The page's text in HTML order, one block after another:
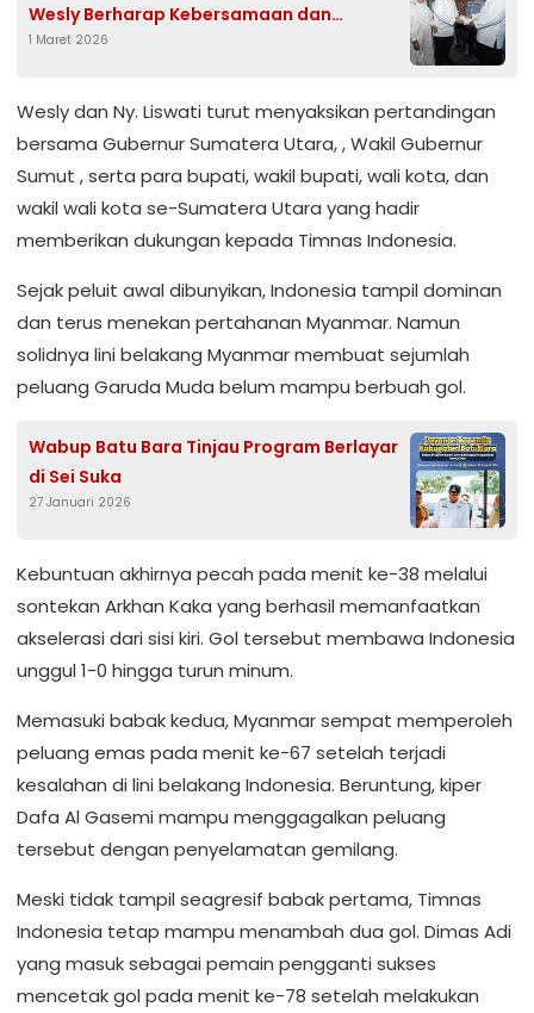
Wesly Berharap Kebersamaan dan
Kepedulian Sosial Semakin Meningkat
1 Maret 2026
Wesly dan Ny. Liswati turut menyaksikan pertandingan
bersama Gubernur Sumatera Utara, , Wakil Gubernur
Sumut , serta para bupati, wakil bupati, wali kota, dan
wakil wali kota se-Sumatera Utara yang hadir
memberikan dukungan kepada Timnas Indonesia.
Sejak peluit awal dibunyikan, Indonesia tampil dominan
dan terus menekan pertahanan Myanmar. Namun
solidnya lini belakang Myanmar membuat sejumlah
peluang Garuda Muda belum mampu berbuah gol.
Wabup Batu Bara Tinjau Program Berlayar
di Sei Suka
27 Januari 2026
Kebuntuan akhirnya pecah pada menit ke-38 melalui
sontekan Arkhan Kaka yang berhasil memanfaatkan
akselerasi dari sisi kiri. Gol tersebut membawa Indonesia
unggul 1-0 hingga turun minum.
Memasuki babak kedua, Myanmar sempat memperoleh
peluang emas pada menit ke-67 setelah terjadi
kesalahan di lini belakang Indonesia. Beruntung, kiper
Dafa Al Gasemi mampu menggagalkan peluang
tersebut dengan penyelamatan gemilang.
Meski tidak tampil seagresif babak pertama, Timnas
Indonesia tetap mampu menambah dua gol. Dimas Adi
yang masuk sebagai pemain pengganti sukses
mencetak gol pada menit ke-78 setelah melakukan